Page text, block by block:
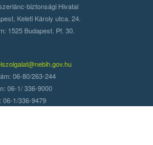
biztonsági Hivatal
Keleti Károly utca. 24.
1525 Budapest. Pf. 30.
06-80/263-244
06-1/ 336-9000
06-1/336-9479